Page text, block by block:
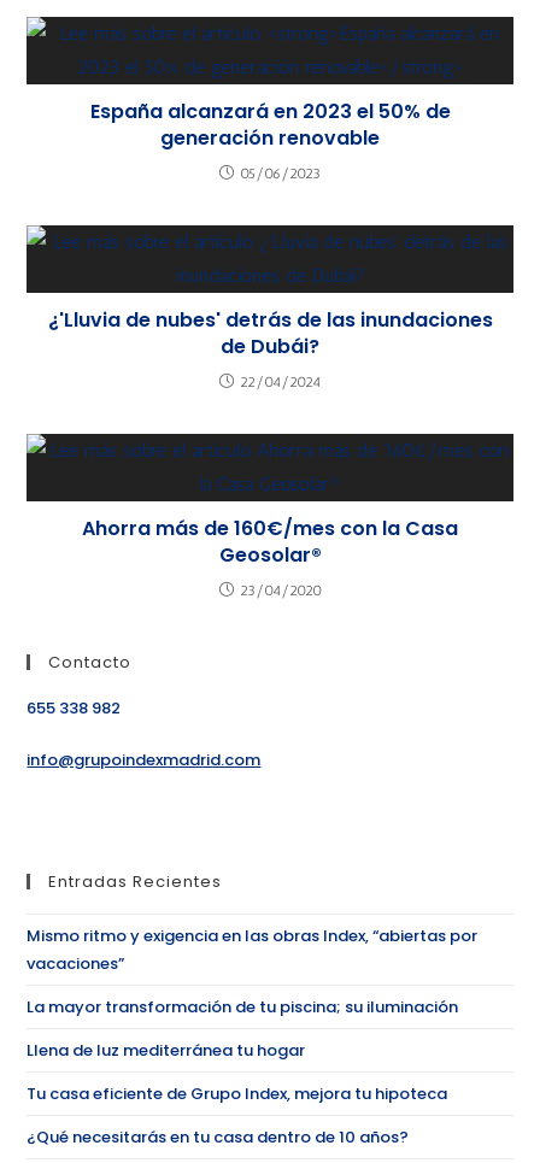
España alcanzará en 2023 el 50% de
generación renovable
05/06/2023
¿'Lluvia de nubes' detrás de las inundaciones
de Dubái?
22/04/2024
Ahorra más de 160€/mes con la Casa
Geosolar®
23/04/2020
Contacto
655 338 982
info@grupoindexmadrid.com
Entradas Recientes
Mismo ritmo y exigencia en las obras Index, “abiertas por
vacaciones”
La mayor transformación de tu piscina; su iluminación
Llena de luz mediterránea tu hogar
Tu casa eficiente de Grupo Index, mejora tu hipoteca
¿Qué necesitarás en tu casa dentro de 10 años?